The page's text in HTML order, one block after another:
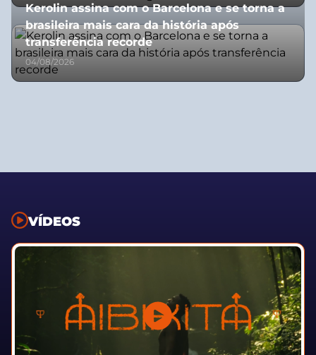
Kerolin assina com o Barcelona e se torna a
brasileira mais cara da história após
transferência recorde
04/08/2026
VÍDEOS